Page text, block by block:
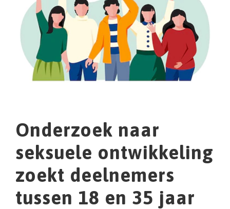
Onderzoek naar
seksuele ontwikkeling
zoekt deelnemers
tussen 18 en 35 jaar